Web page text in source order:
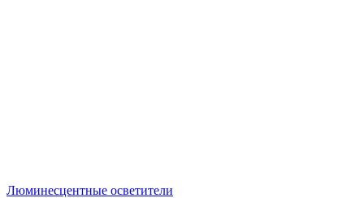
Люминесцентные осветители